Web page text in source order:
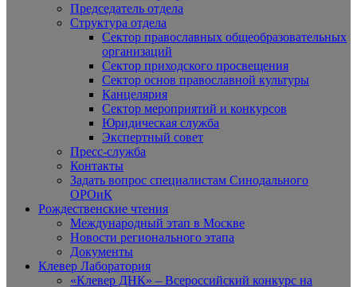
Председатель отдела
Структура отдела
Сектор православных общеобразовательных
организаций
Сектор приходского просвещения
Сектор основ православной культуры
Канцелярия
Сектор мероприятий и конкурсов
Юридическая служба
Экспертный совет
Пресс-служба
Контакты
Задать вопрос специалистам Синодального
ОРОиК
Рождественские чтения
Международный этап в Москве
Новости регионального этапа
Документы
Клевер Лаборатория
«Клевер ДНК» – Всероссийский конкурс на